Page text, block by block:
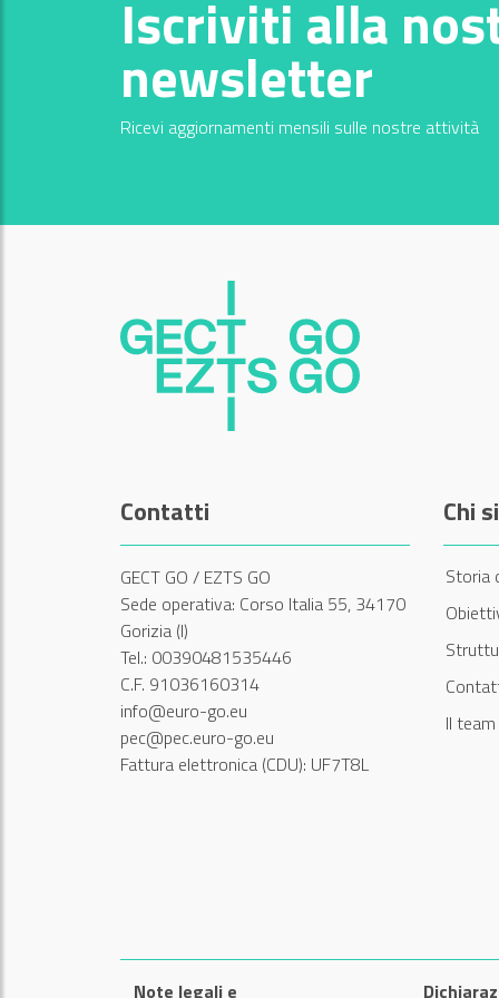
Iscriviti alla
newsletter
Ricevi aggiornamenti mensili sulle nostre attività
Contatti
GECT GO / EZTS GO
Sede operativa: Corso Italia 55, 34170
Gorizia (I)
Tel.: 00390481535446
C.F. 91036160314
info@euro-go.eu
pec@pec.euro-go.eu
Fattura elettronica (CDU): UF7T8L
Chi
Storia
Il team
Note legali e